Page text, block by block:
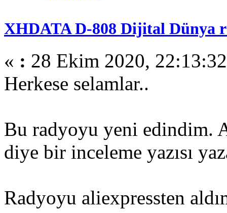
XHDATA D-808 Dijital Dünya
« : 28 Ekim 2020,
Herkese selamlar..
Bu radyoyu yeni edindim.
diye bir inceleme yazısı
Radyoyu aliexpressten